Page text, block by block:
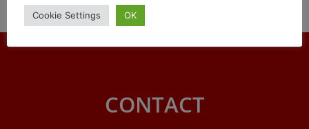
Infrastruktur, Finanzierung, Erhalt des Bestandsnetzes.
Und das ist hier Thema gewesen.“
CONTACT
Cookie Settings OK